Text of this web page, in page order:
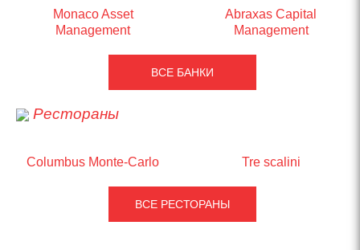
Monaco Asset
Management
Abraxas Capital
Management
ВСЕ БАНКИ
Рестораны
Columbus Monte-Carlo Tre scalini
ВСЕ РЕСТОРАНЫ